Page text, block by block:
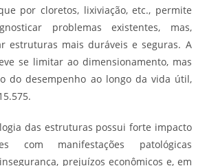
por cloretos, lixiviação, etc., permite
problemas existentes, mas,
estruturas mais duráveis e seguras. A
se limitar ao dimensionamento, mas
do desempenho ao longo da vida útil,
das estruturas possui forte impacto
com manifestações patológicas
prejuízos econômicos e, em